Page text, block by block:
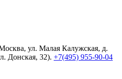
ул. Малая Калужская, д.
Донская, 32). +7(495) 955-90-04